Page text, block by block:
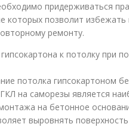
придерживаться
которых позволит избежать
ремонту.
к потолку при
потолка гипсокартоном
на саморезы является
на бетонное
выровнять